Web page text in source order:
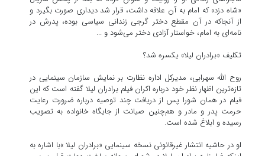
«شاه دزد» که امام به آن علاقه داشت، قرار شد دیداری صورت بگیرد و
از آنجاکه در آن مقطع دختر گرجی زندانی سیاسی بوده، پدرش در
نامه‌ای به امام، خواستار آزادی دختر می‌شود و ...
تکلیف «برادران لیلا» یکسره شد؟
روح الله سهرابی، مدیرکل اداره نظارت بر نمایش سازمان سینمایی در
تازه‌ترین اظهار نظر خود درباره اکران فیلم برادران لیلا گفته است که این
فیلم در همان شورا پس از دریافت چند توصیه درباره ضرورت رعایت
حرمت پدر و مادر و هم‌چنین صیانت از جایگاه خانواده به تصویب
رسیده و ابلاغ شده است.
او در حاشیه انتشار غیرقانونی نسخه سینمایی «برادران لیلا »با اشاره به